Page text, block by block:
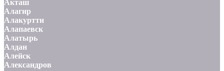
Акташ
Алагир
Алакуртти
Алапаевск
Алатырь
Алдан
Алейск
Александров